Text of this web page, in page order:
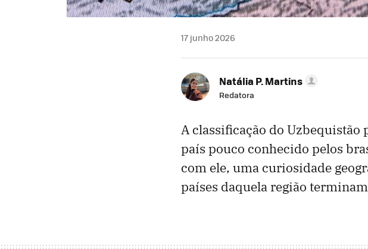
17 junho 2026
Natália P. Martins
Redatora
A classificação do Uzbequistão
país pouco conhecido pelos
com ele, uma curiosidade
países daquela região